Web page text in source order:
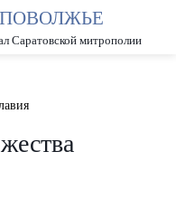
А А
Саратовской митрополии